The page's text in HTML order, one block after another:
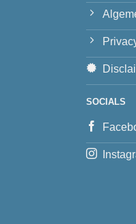
SOCIALS